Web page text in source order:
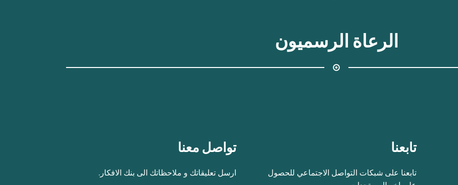
الرعاة الرسميون
تابعنا
تابعنا على شبكات التواصل الاجتماعي للحصول
تواصل معنا
ارسل تعليقاتك و ملاحظاتك الى بنك الافكار.